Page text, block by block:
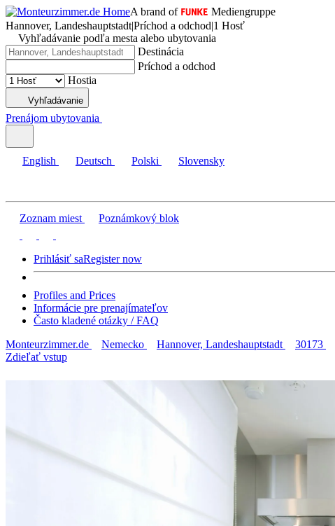
A brand of
Mediengruppe
Hannover, Landeshauptstadt|Príchod a odchod|1 Hosť
Vyhľadávanie podľa mesta alebo ubytovania
Destinácia
Príchod a odchod
Hostia
Vyhľadávanie
Prenájom ubytovania
English Deutsch Polski Slovensky
Zoznam miest Poznámkový blok
Prihlásiť saRegister now
Profiles and Prices
Informácie pre prenajímateľov
Často kladené otázky / FAQ
Monteurzimmer.de
Nemecko Hannover, Landeshauptstadt 30173
Zdieľať vstup